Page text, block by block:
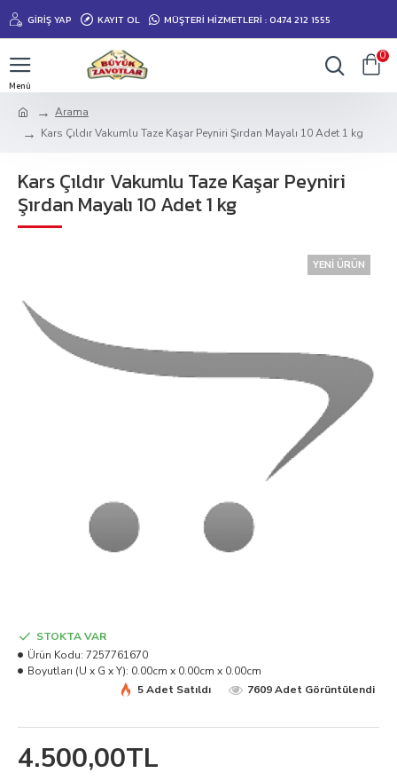
GIRIŞ YAP KAYIT OL MÜŞTERİ HİZMETLERİ : 0474 212 1555
0
Arama
Kars Çıldır Vakumlu Taze Kaşar Peyniri Şırdan Mayalı 10 Adet 1 kg
Kars Çıldır Vakumlu Taze Kaşar Peyniri
Şırdan Mayalı 10 Adet 1 kg
YENI ÜRÜN
4.500,00TL
STOKTA VAR
Ürün Kodu: 7257761670
Boyutları (U x G x Y): 0.00cm x 0.00cm x 0.00cm
5 Adet Satıldı
7609 Adet Görüntülendi